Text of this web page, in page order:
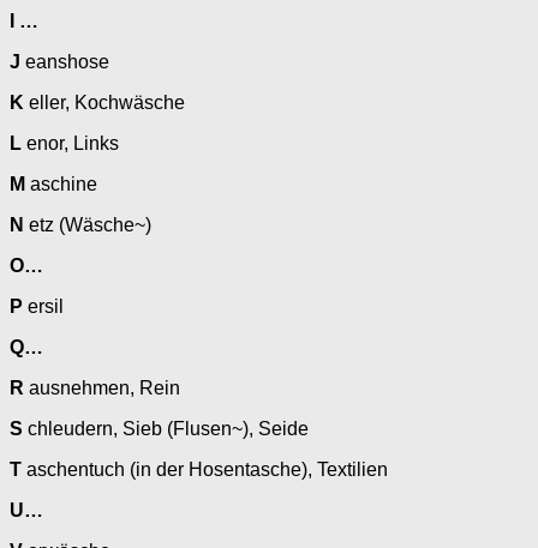
I …
J eanshose
K eller, Kochwäsche
L enor, Links
M aschine
N etz (Wäsche~)
O…
P ersil
Q…
R ausnehmen, Rein
S chleudern, Sieb (Flusen~), Seide
T aschentuch (in der Hosentasche), Textilien
U…